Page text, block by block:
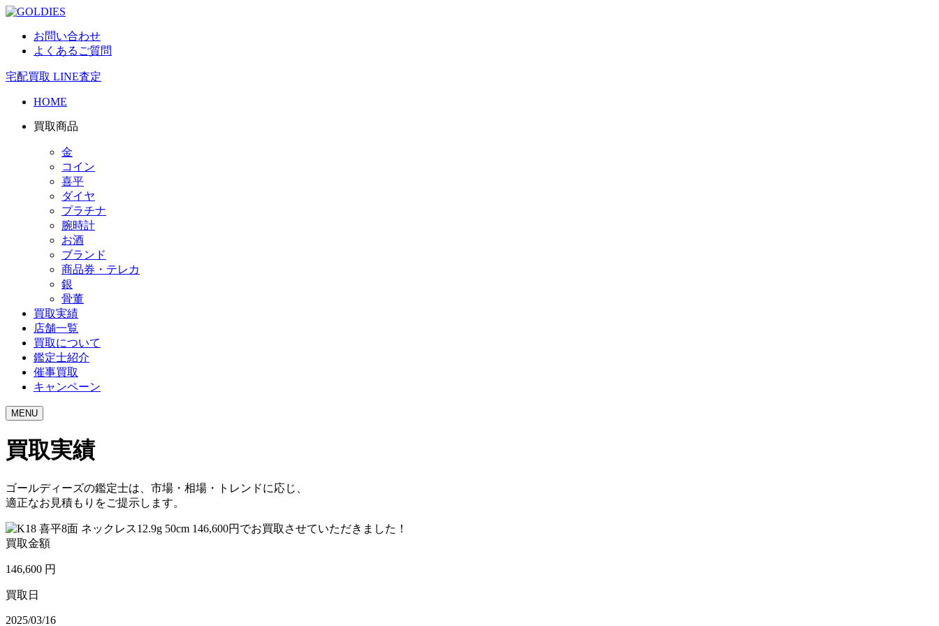
お問い合わせ
よくあるご質問
宅配買取 LINE査定
HOME
買取商品
金
コイン
喜平
ダイヤ
プラチナ
腕時計
お酒
ブランド
商品券・テレカ
銀
骨董
買取実績
店舗一覧
買取について
鑑定士紹介
催事買取
キャンペーン
MENU
買取実績
ゴールディーズの鑑定士は、市場・相場・トレンドに応じ、
適正なお見積もりをご提示します。
買取金額
146,600 円
買取日
2025/03/16